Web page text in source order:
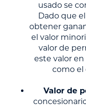
usado se
Dado que
obtener
el valor
valor de
este valor
como el
Valor de